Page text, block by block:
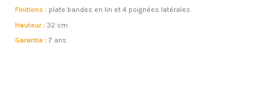
Finitions : plate bandes en lin et 4 poignées latérales
Hauteur : 32 cm
Garantie : 7 ans